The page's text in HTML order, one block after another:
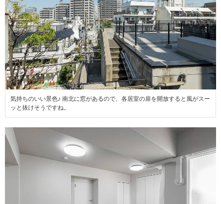
気持ちのいい景色♪ 南北に窓があるので、各居室の扉を開放すると風がスー
ッと抜けそうですね。